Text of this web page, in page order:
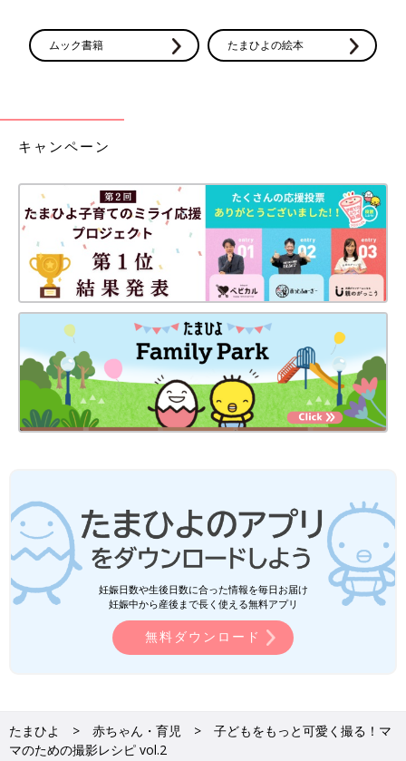
ムック書籍 たまひよの絵本
キャンペーン
妊娠日数や生後日数に合った情報を毎日お届け
妊娠中から産後まで長く使える無料アプリ
無料ダウンロード
たまひよ 赤ちゃん・育児
子どもをもっと可愛く撮る！マ
マのための撮影レシピ vol.2